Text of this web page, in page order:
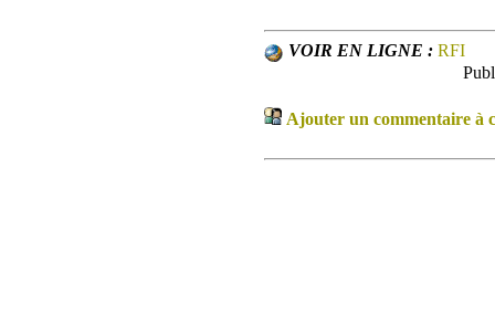
VOIR EN LIGNE : RFI
Ajouter un commentaire à